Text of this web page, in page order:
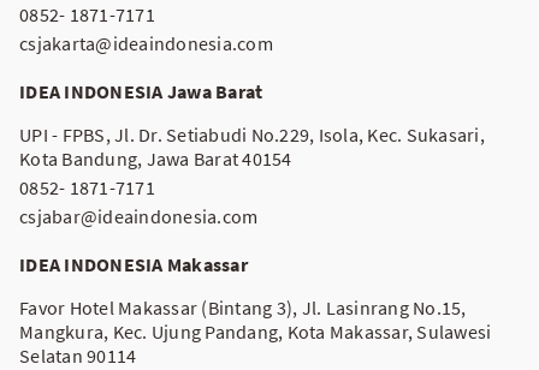
0852- 1871-7171
csjakarta@ideaindonesia.com
IDEA INDONESIA Jawa Barat
UPI - FPBS, Jl. Dr. Setiabudi No.229, Isola, Kec. Sukasari,
Kota Bandung, Jawa Barat 40154
0852- 1871-7171
csjabar@ideaindonesia.com
IDEA INDONESIA Makassar
Favor Hotel Makassar (Bintang 3), Jl. Lasinrang No.15,
Mangkura, Kec. Ujung Pandang, Kota Makassar, Sulawesi
Selatan 90114